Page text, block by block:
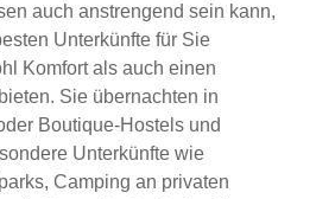
auch anstrengend sein kann,
Unterkünfte für Sie
Komfort als auch einen
Sie übernachten in
Boutique-Hostels und
Unterkünfte wie
Camping an privaten